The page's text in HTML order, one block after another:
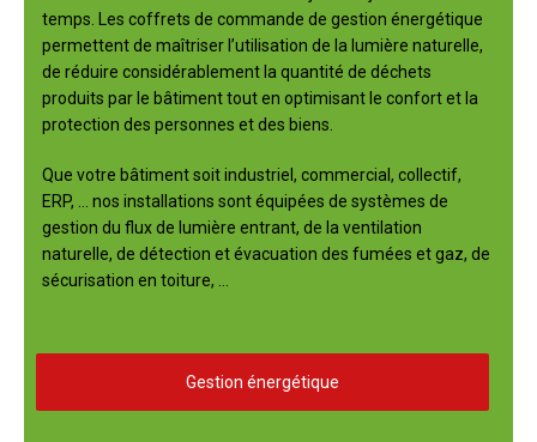
temps. Les coffrets de commande de gestion énergétique
permettent de maîtriser l’utilisation de la lumière naturelle,
de réduire considérablement la quantité de déchets
produits par le bâtiment tout en optimisant le confort et la
protection des personnes et des biens.
Que votre bâtiment soit industriel, commercial, collectif,
ERP, … nos installations sont équipées de systèmes de
gestion du flux de lumière entrant, de la ventilation
naturelle, de détection et évacuation des fumées et gaz, de
sécurisation en toiture, …
Gestion énergétique